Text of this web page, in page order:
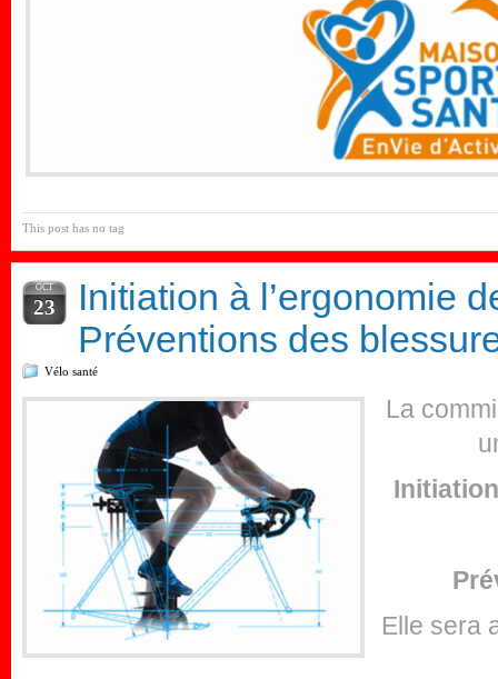
This post has no tag
OCT
23
Initiation à l’ergonomie
Préventions des
Vélo santé
La
Elle sera